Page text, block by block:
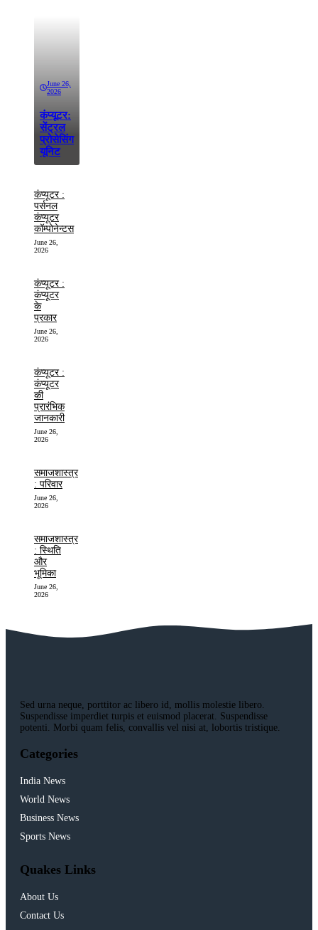
June 26,
2026
कंप्यूटर:
सेंट्रल
प्रोसेसिंग
यूनिट
कंप्यूटर :
पर्सनल
कंप्यूटर
कॉम्पोनेन्टस
June 26,
2026
कंप्यूटर :
कंप्यूटर
के
प्रकार
June 26,
2026
कंप्यूटर :
कंप्यूटर
की
प्रारंभिक
जानकारी
June 26,
2026
समाजशास्त्र
: परिवार
June 26,
2026
समाजशास्त्र
: स्थिति
और
भूमिका
June 26,
2026
Sed urna neque, porttitor ac libero id, mollis molestie libero.
Suspendisse imperdiet turpis et euismod placerat. Suspendisse
potenti. Morbi quam felis, convallis vel nisi at, lobortis tristique.
Categories
India News
World News
Business News
Sports News
Quakes Links
About Us
Contact Us